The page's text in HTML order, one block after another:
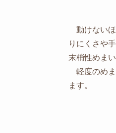
動けないほ
りにくさや
末梢性めま
軽度のめま
ます。